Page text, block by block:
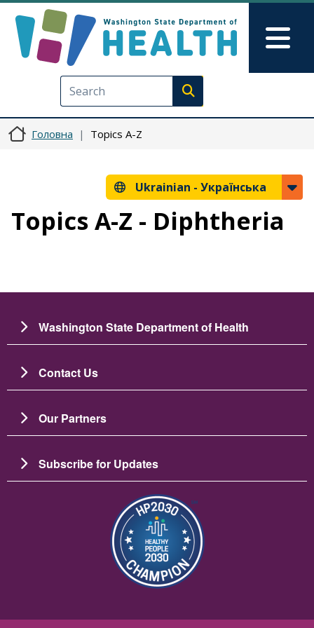
Execute search
Головна Topics A-Z
Ukrainian - Українська
Topics A-Z - Diphtheria
Washington State Department of Health
Contact Us
Our Partners
Subscribe for Updates
Зображення